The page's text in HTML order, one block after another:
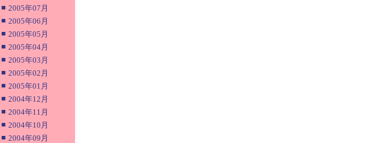
■ 2005年07月
■ 2005年06月
■ 2005年05月
■ 2005年04月
■ 2005年03月
■ 2005年02月
■ 2005年01月
■ 2004年12月
■ 2004年11月
■ 2004年10月
■ 2004年09月